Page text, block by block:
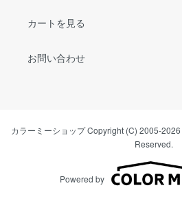
カートを見る
お問い合わせ
カラーミーショップCopyright (C) 2005-2026
Reserved.
Powered by